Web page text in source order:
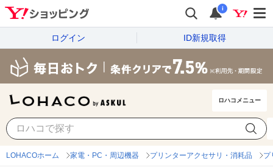
i
ログイン ID新規取得
ロハコメニュー
LOHACOホーム 家電・PC・周辺機器 プリンターアクセサリ・消耗品 プ